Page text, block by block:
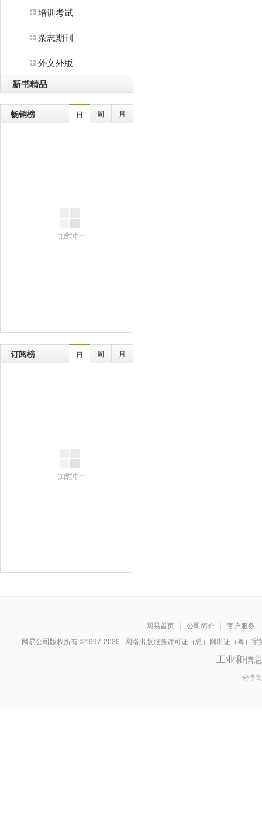
培训考试
杂志期刊
外文外版
新书精品
畅销榜 日 周 月
订阅榜 日 周 月
网易首页 | 公司简介 | 客户服务
|
网易公司版权所有 ©1997-2026 网络出版服务许可证（总）网出证（粤）
工业和信
分享